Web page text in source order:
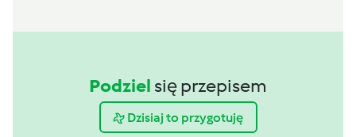
Podziel się przepisem
Dzisiaj to przygotuję